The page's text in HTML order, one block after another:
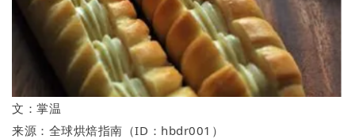
文：掌温
来源：全球烘焙指南（ID：hbdr001）